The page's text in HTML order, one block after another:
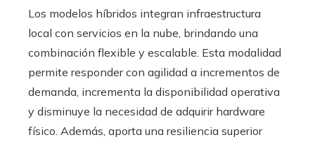
Los modelos híbridos integran infraestructura
local con servicios en la nube, brindando una
combinación flexible y escalable. Esta modalidad
permite responder con agilidad a incrementos de
demanda, incrementa la disponibilidad operativa
y disminuye la necesidad de adquirir hardware
físico. Además, aporta una resiliencia superior